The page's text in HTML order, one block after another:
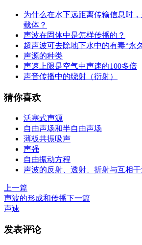
为什么在水下远距离传输信息时
载体？
声波在固体中是怎样传播的？
超声波可去除地下水中的有毒“永
声源的种类
声速上限是空气中声速的100多倍
声音传播中的绕射（衍射）
猜你喜欢
活塞式声源
自由声场和半自由声场
薄板共振吸声
声强
自由振动方程
声波的反射、透射、折射与互相
上一篇
声波的形成和传播下一篇
声速
发表评论